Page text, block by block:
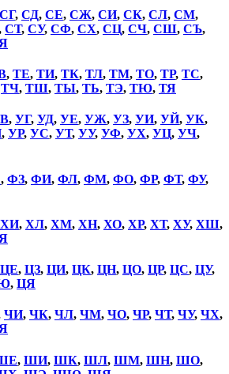
СГ, СД, СЕ, СЖ, СИ, СК, СЛ, СМ,
СТ, СУ, СФ, СХ, СЦ, СЧ, СШ, СЪ,
, ТЕ, ТИ, ТК, ТЛ, ТМ, ТО, ТР, ТС,
ТЧ, ТШ, ТЫ, ТЬ, ТЭ, ТЮ, ТЯ
, УГ, УД, УЕ, УЖ, УЗ, УИ, УЙ, УК,
, УР, УС, УТ, УУ, УФ, УХ, УЦ, УЧ,
, ФЗ, ФИ, ФЛ, ФМ, ФО, ФР, ФТ, ФУ,
ХИ, ХЛ, ХМ, ХН, ХО, ХР, ХТ, ХУ, ХШ,
ЦЕ, ЦЗ, ЦИ, ЦК, ЦН, ЦО, ЦР, ЦС, ЦУ,
, ЦЯ
ЧИ, ЧК, ЧЛ, ЧМ, ЧО, ЧР, ЧТ, ЧУ, ЧХ,
, ШИ, ШК, ШЛ, ШМ, ШН, ШО,